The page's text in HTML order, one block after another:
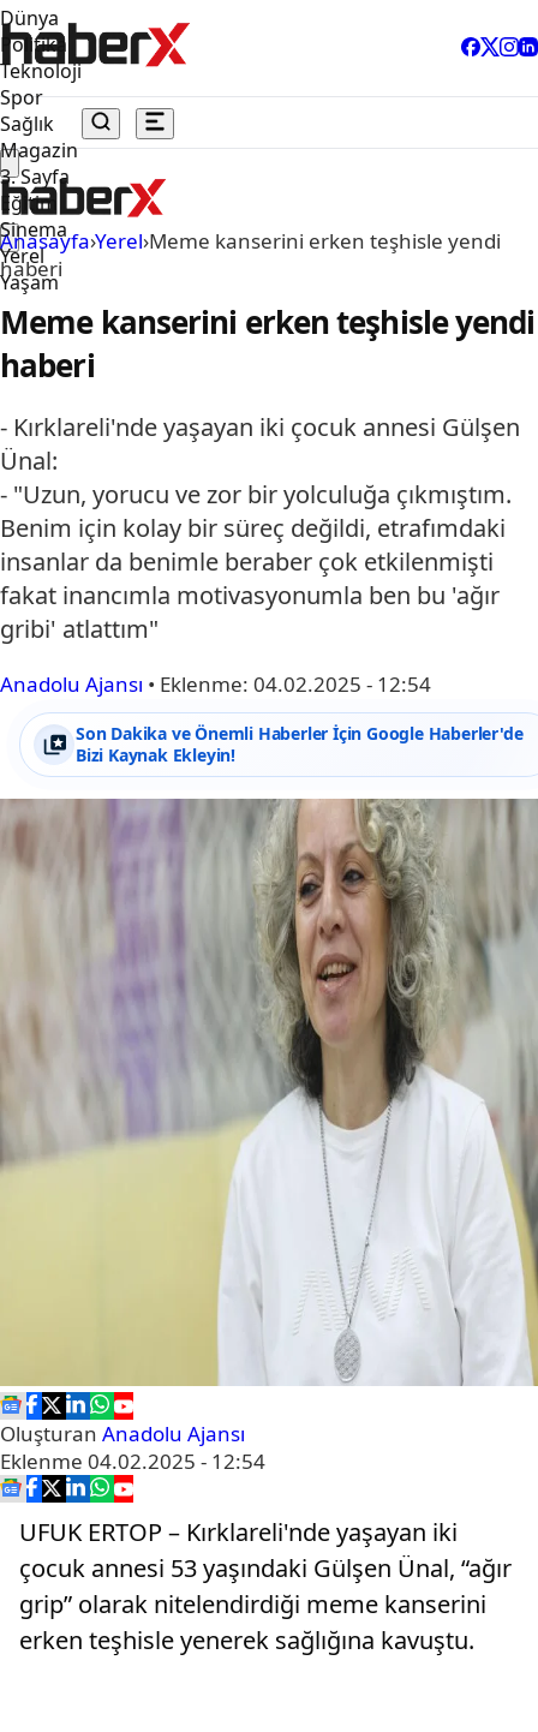
Dünya
Politika
Teknoloji
Spor
Sağlık
Magazin
3. Sayfa
Eğitim
Sinema
Yerel
Yaşam
Anasayfa›Yerel›Meme kanserini erken teşhisle yendi
haberi
Meme kanserini erken teşhisle yendi
haberi
- Kırklareli'nde yaşayan iki çocuk annesi Gülşen
Ünal:
- "Uzun, yorucu ve zor bir yolculuğa çıkmıştım.
Benim için kolay bir süreç değildi, etrafımdaki
insanlar da benimle beraber çok etkilenmişti
fakat inancımla motivasyonumla ben bu 'ağır
gribi' atlattım"
Anadolu Ajansı • Eklenme: 04.02.2025 - 12:54
Son Dakika ve Önemli Haberler İçin Google Haberler'de
Bizi Kaynak Ekleyin!
Oluşturan Anadolu Ajansı
Eklenme 04.02.2025 - 12:54
UFUK ERTOP – Kırklareli'nde yaşayan iki
çocuk annesi 53 yaşındaki Gülşen Ünal, “ağır
grip” olarak nitelendirdiği meme kanserini
erken teşhisle yenerek sağlığına kavuştu.